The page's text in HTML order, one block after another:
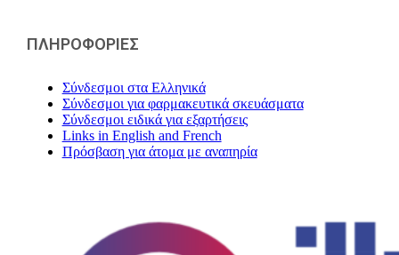
ΠΛΗΡΟΦΟΡΙΕΣ
Σύνδεσμοι στα Ελληνικά
Σύνδεσμοι για φαρμακευτικά σκευάσματα
Σύνδεσμοι ειδικά για εξαρτήσεις
Links in English and French
Πρόσβαση για άτομα με αναπηρία